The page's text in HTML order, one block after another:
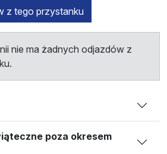
z tego przystanku
nie ma żadnych odjazdów z
poza okresem